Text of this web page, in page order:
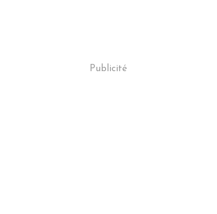
Publicité